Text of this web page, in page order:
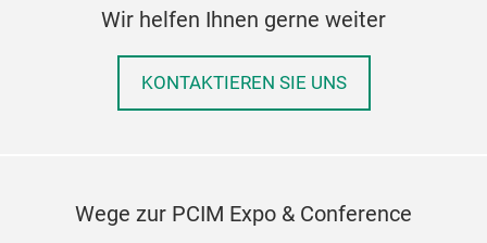
Wir helfen Ihnen gerne weiter
KONTAKTIEREN SIE UNS
Wege zur PCIM Expo & Conference